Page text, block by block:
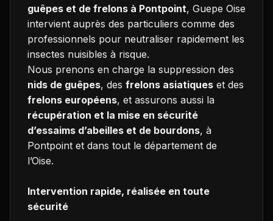
guêpes et de frelons à Pontpoint, Guepe Oise
intervient auprès des particuliers comme des
professionnels pour neutraliser rapidement les
insectes nuisibles à risque.
Nous prenons en charge la suppression des
nids de guêpes, des frelons asiatiques et des
frelons européens, et assurons aussi la
récupération et la mise en sécurité
d’essaims d’abeilles et de bourdons, à
Pontpoint et dans tout le département de
l’Oise.
Intervention rapide, réalisée en toute
sécurité